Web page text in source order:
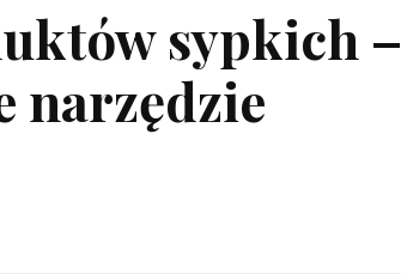
sypkich –
narzędzie